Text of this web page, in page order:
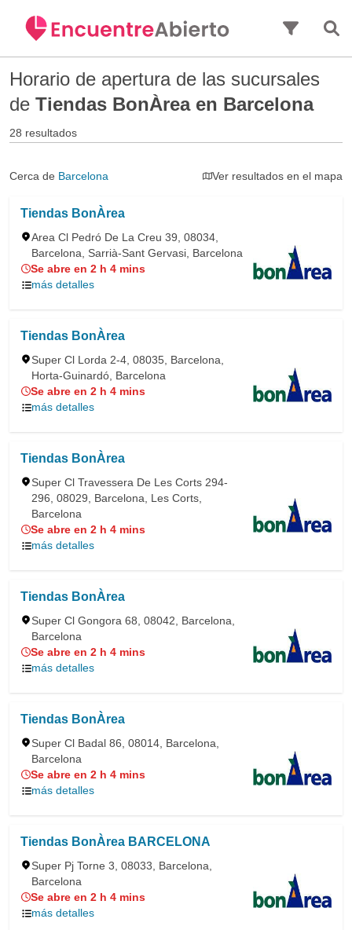
Horario de apertura de las sucursales
de Tiendas BonÀrea en Barcelona
28 resultados
Cerca de Barcelona Ver resultados en el mapa
Tiendas BonÀrea
Area Cl Pedró De La Creu 39, 08034,
Barcelona, Sarrià-Sant Gervasi, Barcelona
Se abre en 2 h 4 mins
más detalles
Tiendas BonÀrea
Super Cl Lorda 2-4, 08035, Barcelona,
Horta-Guinardó, Barcelona
Se abre en 2 h 4 mins
más detalles
Tiendas BonÀrea
Super Cl Travessera De Les Corts 294-
296, 08029, Barcelona, Les Corts,
Barcelona
Se abre en 2 h 4 mins
más detalles
Tiendas BonÀrea
Super Cl Gongora 68, 08042, Barcelona,
Barcelona
Se abre en 2 h 4 mins
más detalles
Tiendas BonÀrea
Super Cl Badal 86, 08014, Barcelona,
Barcelona
Se abre en 2 h 4 mins
más detalles
Tiendas BonÀrea BARCELONA
Super Pj Torne 3, 08033, Barcelona,
Barcelona
Se abre en 2 h 4 mins
más detalles